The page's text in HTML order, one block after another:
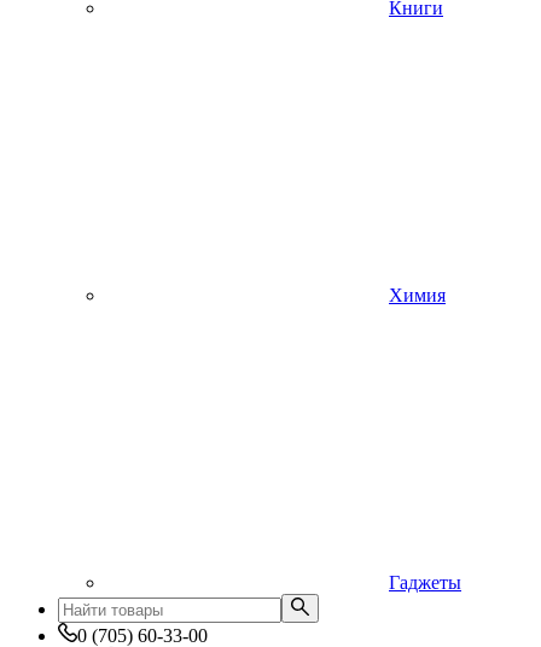
Книги
Химия
Гаджеты
0 (705) 60-33-00